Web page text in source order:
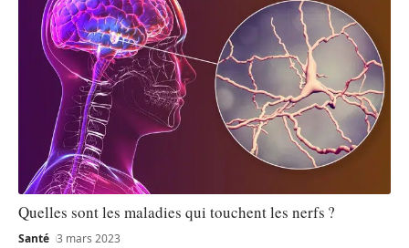
Quelles sont les maladies qui touchent les nerfs ?
Santé 3 mars 2023